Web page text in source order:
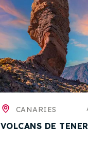
CANARIES
VOLCANS DE